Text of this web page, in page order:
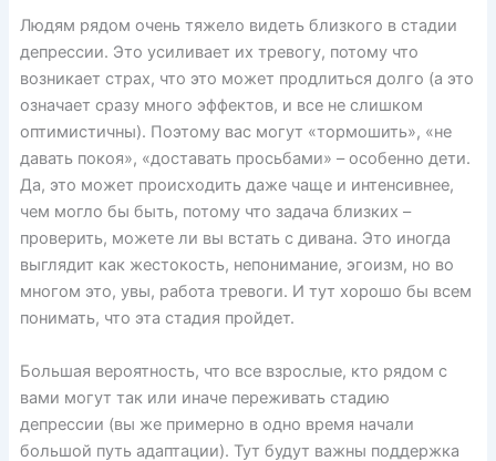
Людям рядом очень тяжело видеть близкого в стадии
депрессии. Это усиливает их тревогу, потому что
возникает страх, что это может продлиться долго (а это
означает сразу много эффектов, и все не слишком
оптимистичны). Поэтому вас могут «тормошить», «не
давать покоя», «доставать просьбами» – особенно дети.
Да, это может происходить даже чаще и интенсивнее,
чем могло бы быть, потому что задача близких –
проверить, можете ли вы встать с дивана. Это иногда
выглядит как жестокость, непонимание, эгоизм, но во
многом это, увы, работа тревоги. И тут хорошо бы всем
понимать, что эта стадия пройдет.
Большая вероятность, что все взрослые, кто рядом с
вами могут так или иначе переживать стадию
депрессии (вы же примерно в одно время начали
большой путь адаптации). Тут будут важны поддержка